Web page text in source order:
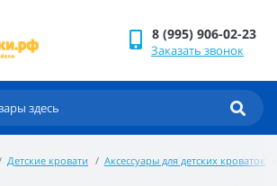
8 (995) 906-02-23
Заказать звонок
Детские кровати Аксессуары для детских кроваток